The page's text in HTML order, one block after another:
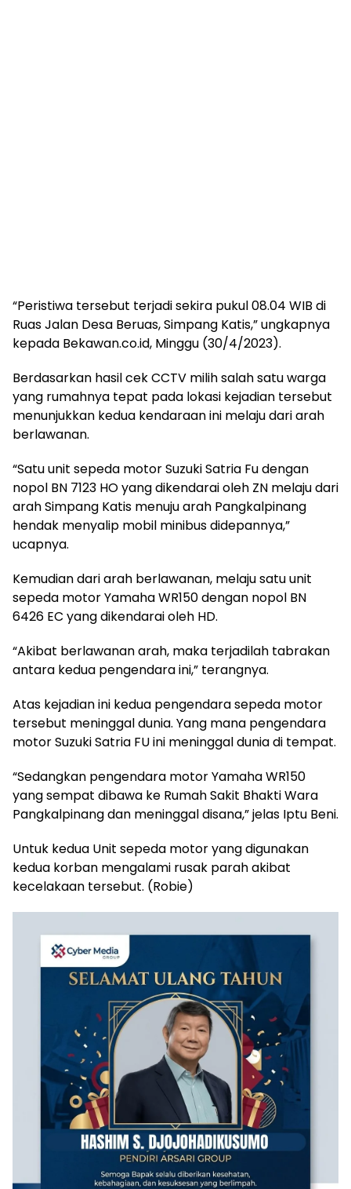
“Peristiwa tersebut terjadi sekira pukul 08.04 WIB di
Ruas Jalan Desa Beruas, Simpang Katis,” ungkapnya
kepada Bekawan.co.id, Minggu (30/4/2023).
Berdasarkan hasil cek CCTV milih salah satu warga
yang rumahnya tepat pada lokasi kejadian tersebut
menunjukkan kedua kendaraan ini melaju dari arah
berlawanan.
“Satu unit sepeda motor Suzuki Satria Fu dengan
nopol BN 7123 HO yang dikendarai oleh ZN melaju dari
arah Simpang Katis menuju arah Pangkalpinang
hendak menyalip mobil minibus didepannya,”
ucapnya.
Kemudian dari arah berlawanan, melaju satu unit
sepeda motor Yamaha WR150 dengan nopol BN
6426 EC yang dikendarai oleh HD.
“Akibat berlawanan arah, maka terjadilah tabrakan
antara kedua pengendara ini,” terangnya.
Atas kejadian ini kedua pengendara sepeda motor
tersebut meninggal dunia. Yang mana pengendara
motor Suzuki Satria FU ini meninggal dunia di tempat.
“Sedangkan pengendara motor Yamaha WR150
yang sempat dibawa ke Rumah Sakit Bhakti Wara
Pangkalpinang dan meninggal disana,” jelas Iptu Beni.
Untuk kedua Unit sepeda motor yang digunakan
kedua korban mengalami rusak parah akibat
kecelakaan tersebut. (Robie)